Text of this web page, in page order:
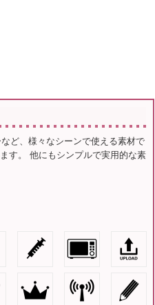
ど、様々なシーンで使える素材で
す。 他にもシンプルで実用的な素